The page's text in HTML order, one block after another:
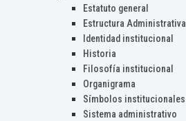
Estatuto general
Estructura Administrativa
Identidad institucional
Historia
Filosofía institucional
Organigrama
Símbolos institucionales
Sistema administrativo